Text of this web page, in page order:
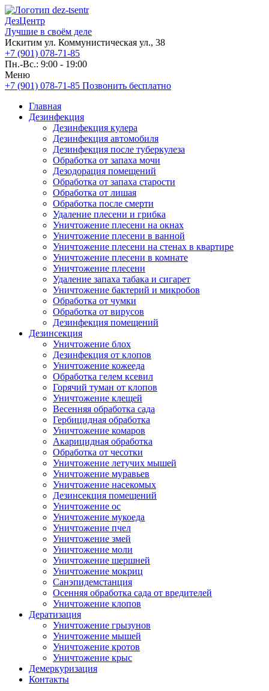
ДезЦентр
Лучшие в своём деле
Искитим ул. Коммунистическая ул., 38
+7 (901) 078-71-85
Пн.-Вс.: 9:00 - 19:00
Меню
+7 (901) 078-71-85 Позвонить бесплатно
Главная
Дезинфекция
Дезинфекция кулера
Дезинфекция автомобиля
Дезинфекция после туберкулеза
Обработка от запаха мочи
Дезодорация помещений
Обработка от запаха старости
Обработка от лишая
Обработка после смерти
Удаление плесени и грибка
Уничтожение плесени на окнах
Уничтожение плесени в ванной
Уничтожение плесени на стенах в квартире
Уничтожение плесени в комнате
Уничтожение плесени
Удаление запаха табака и сигарет
Уничтожение бактерий и микробов
Обработка от чумки
Обработка от вирусов
Дезинфекция помещений
Дезинсекция
Уничтожение блох
Дезинфекция от клопов
Уничтожение кожееда
Обработка гелем ксевил
Горячий туман от клопов
Уничтожение клещей
Весенняя обработка сада
Гербицидная обработка
Уничтожение комаров
Акарицидная обработка
Обработка от чесотки
Уничтожение летучих мышей
Уничтожение муравьев
Уничтожение насекомых
Дезинсекция помещений
Уничтожение ос
Уничтожение мукоеда
Уничтожение пчел
Уничтожение змей
Уничтожение моли
Уничтожение шершней
Уничтожение мокриц
Санэпидемстанция
Осенняя обработка сада от вредителей
Уничтожение клопов
Дератизация
Уничтожение грызунов
Уничтожение мышей
Уничтожение кротов
Уничтожение крыс
Демеркуризация
Контакты